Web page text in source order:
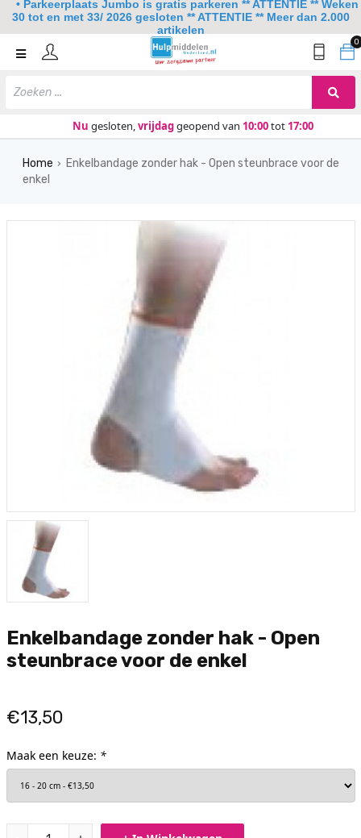
0
Nu gesloten,vrijdaggeopend van 10:00tot 17:00
Home
Keuken
Home › Enkelbandage zonder hak - Open steunbrace voor de
enkel
Enkelbandage zonder hak - Open
steunbrace voor de enkel
€13,50
Maak een keuze: *
• Parkeerplaats Jumbo is gratis parkeren ** ATTENTIE ** Weken
30 tot en met 33/ 2026 gesloten ** ATTENTIE ** Meer dan 2.000
artikelen